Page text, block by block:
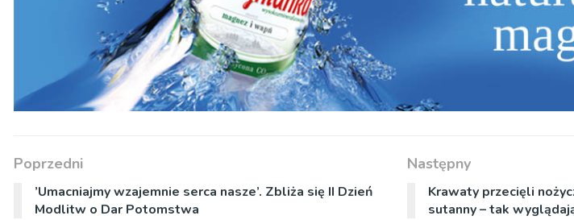
Poprzedni
’Umacniajmy wzajemnie serca nasze’. Zbliża się II Dzień
Modlitw o Dar Potomstwa
Następny
Krawaty przecięli
sutanny – tak